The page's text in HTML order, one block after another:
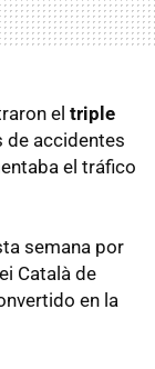
el triple
de accidentes
el tráfico
semana por
Català de
en la